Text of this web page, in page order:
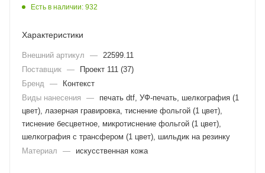
Есть в наличии: 932
Характеристики
Внешний артикул —
22599.11
Поставщик —
Проект 111 (37)
Бренд
—
Контекст
Виды нанесения
—
печать dtf, УФ-печать, шелкография (1
цвет), лазерная гравировка, тиснение фольгой (1 цвет),
тиснение бесцветное, микротиснение фольгой (1 цвет),
шелкография с трансфером (1 цвет), шильдик на резинку
Материал
— искусственная кожа